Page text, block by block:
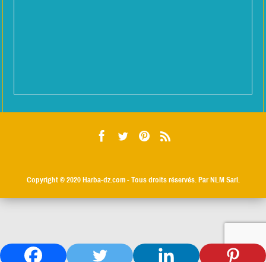
Copyright © 2020Harba-dz.com- Tous droits réservés. Par NLM Sarl.